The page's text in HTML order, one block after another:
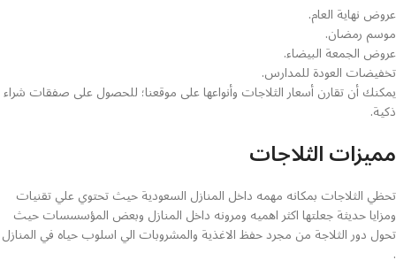
عروض نهاية العام.
موسم رمضان.
عروض الجمعة البيضاء.
تخفيضات العودة للمدارس.
يمكنك أن تقارن أسعار الثلاجات وأنواعها على موقعنا؛ للحصول على صفقات شراء
ذكية.
مميزات الثلاجات
تحظي الثلاجات بمكانه مهمه داخل المنازل السعودية حيث تحتوي علي تقنيات
ومزايا حديثة جعلتها اكثر اهميه ومرونه داخل المنازل وبعض المؤسسسات حيث
تحول دور الثلاجة من مجرد حفظ الاغذية والمشروبات الي اسلوب حياه في المنازل
.